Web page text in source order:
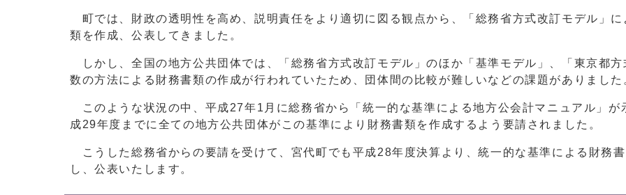
町では、財政の透明性を高め、説明責任をより適切に図る観点から、「総務省方式改訂モデル」に
類を作成、公表してきました。
しかし、全国の地方公共団体では、「総務省方式改訂モデル」のほか「基準モデル」、「東京都方
数の方法による財務書類の作成が行われていたため、団体間の比較が難しいなどの課題がありました
このような状況の中、平成27年1月に総務省から「統一的な基準による地方公会計マニュアル」が
成29年度までに全ての地方公共団体がこの基準により財務書類を作成するよう要請されました。
こうした総務省からの要請を受けて、宮代町でも平成28年度決算より、統一的な基準による財務
し、公表いたします。